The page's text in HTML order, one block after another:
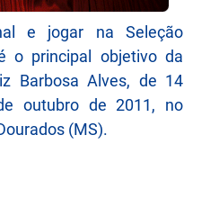
e jogar na Seleção
o principal objetivo da
Barbosa Alves, de 14
outubro de 2011, no
(MS).